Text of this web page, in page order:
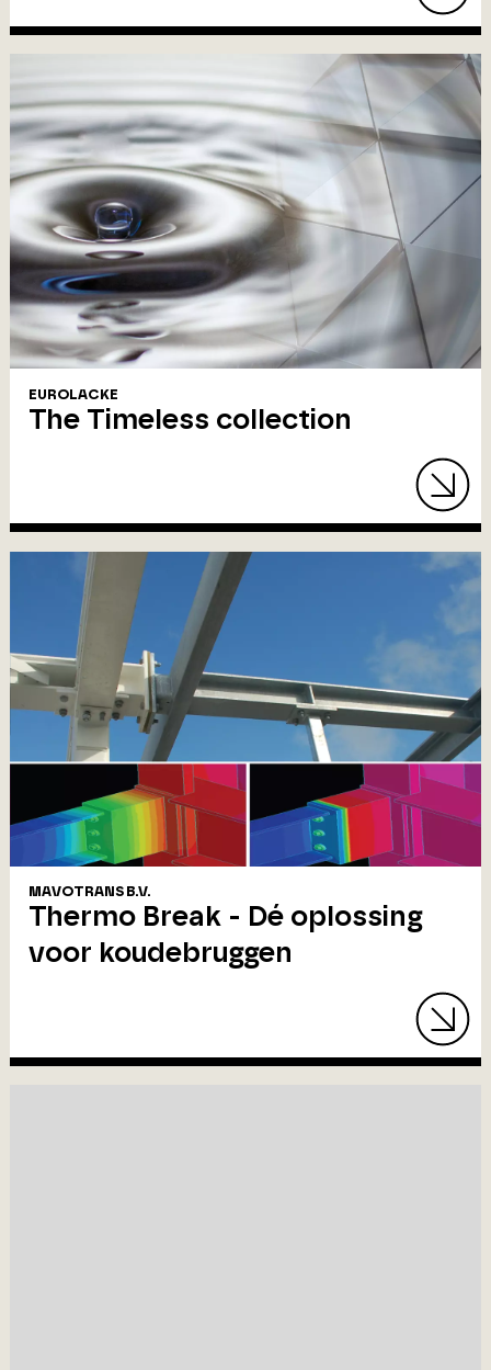
EUROLACKE
The Timeless collection
MAVOTRANS B.V.
Thermo Break - Dé oplossing
voor koudebruggen